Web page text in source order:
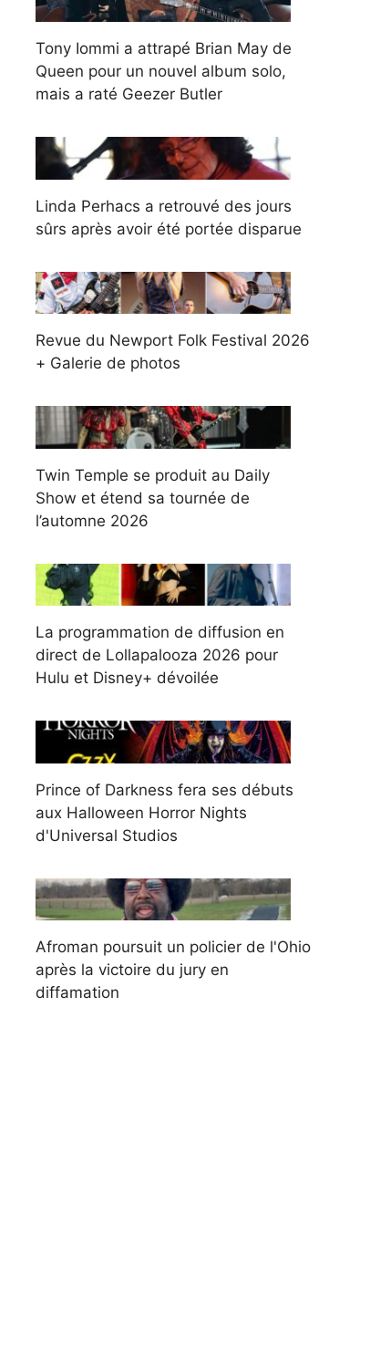
Tony Iommi a attrapé Brian May de
Queen pour un nouvel album solo,
mais a raté Geezer Butler
Linda Perhacs a retrouvé des jours
sûrs après avoir été portée disparue
Revue du Newport Folk Festival 2026
+ Galerie de photos
Twin Temple se produit au Daily
Show et étend sa tournée de
l’automne 2026
La programmation de diffusion en
direct de Lollapalooza 2026 pour
Hulu et Disney+ dévoilée
Prince of Darkness fera ses débuts
aux Halloween Horror Nights
d'Universal Studios
Afroman poursuit un policier de l'Ohio
après la victoire du jury en
diffamation